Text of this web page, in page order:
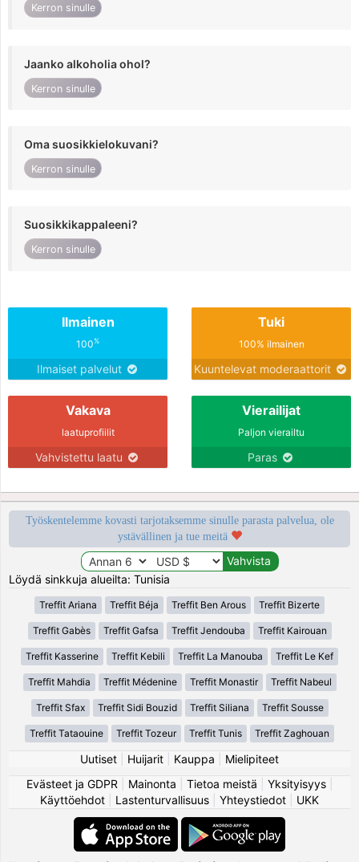
Kerron sinulle
Jaanko alkoholia ohol?
Kerron sinulle
Oma suosikkielokuvani?
Kerron sinulle
Suosikkikappaleeni?
Kerron sinulle
Ilmainen
100%
Ilmaiset palvelut
Tuki
100% ilmainen
Kuuntelevat moderaattorit
Vakava
laatuprofiilit
Vahvistettu laatu
Vierailijat
Paljon vierailtu
Paras
Työskentelemme kovasti tarjotaksemme sinulle parasta palvelua, ole
ystävällinen ja tue meitä
Löydä sinkkuja alueilta: Tunisia
Treffit Ariana Treffit Béja Treffit Ben Arous Treffit Bizerte
Treffit Gabès Treffit Gafsa Treffit Jendouba Treffit Kairouan
Treffit Kasserine Treffit Kebili Treffit La Manouba Treffit Le Kef
Treffit Mahdia Treffit Médenine Treffit Monastir Treffit Nabeul
Treffit Sfax Treffit Sidi Bouzid Treffit Siliana Treffit Sousse
Treffit Tataouine Treffit Tozeur Treffit Tunis Treffit Zaghouan
Uutiset Huijarit Kauppa
Mielipiteet
Evästeet ja GDPR
Mainonta Tietoa meistä Yksityisyys|
Käyttöehdot
Lastenturvallisuus Yhteystiedot UKK